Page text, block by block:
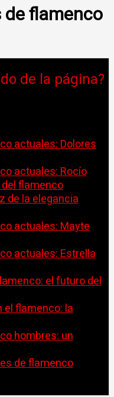
de flamenco
de la página?
actuales: Dolores
actuales: Rocío
del flamenco
de la elegancia
actuales: Mayte
actuales: Estrella
el futuro del
el flamenco: la
hombres: un
de flamenco